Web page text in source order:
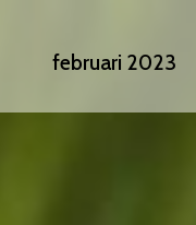
februari 2023